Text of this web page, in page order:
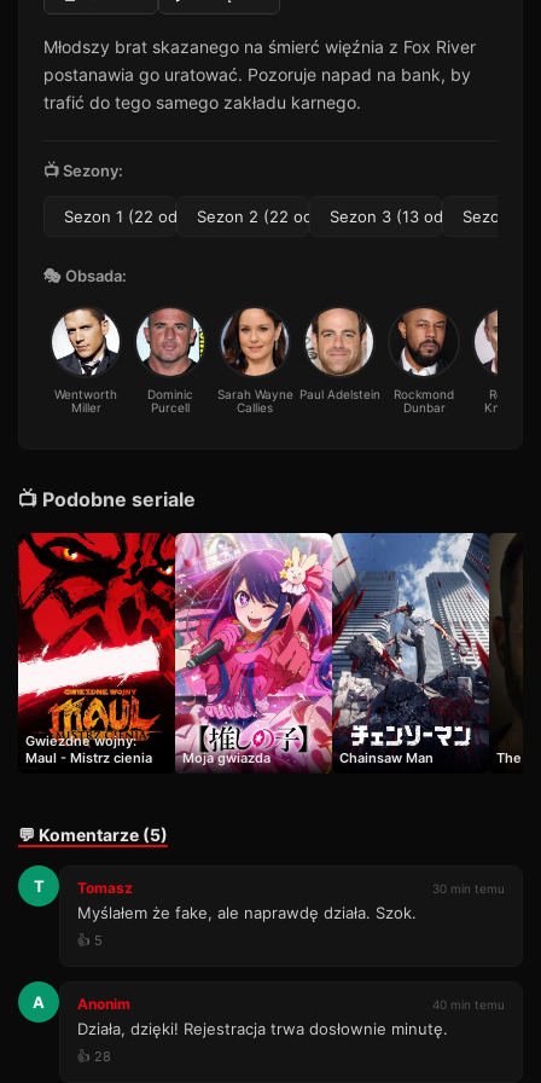
51 min · Sezon 1
12 Odcinek 12
28 min · Sezon 1
13
22 min · Sezon 1
Odcinek 14
Odcinek 15
16 Odcinek 16
41 min · Sezon 1
Odcinek 17
44 min · Sezon 1
19 Odcinek 19
28 min · Sezon 1
20 Odcinek 20
35 min · Sezon 1
Odcinek 21
22 min · Sezon 1
22 Odcinek 22
33 min · Sezon 1
Młodszy brat skazanego na śmierć więźnia z Fox River
postanawia go uratować. Pozoruje napad na bank, by
trafić do tego samego zakładu karnego.
📺 Sezony:
Sezon 1 (22 odc.) Sezon 2 (22 odc.)Sezon 3 (13 odc.) Sezon 4
🎭 Obsada:
Wentworth
Miller
Dominic
Purcell
Sarah Wayne
Callies
Paul Adelstein
Rockmond
Dunbar
Robert
Knepper
📺 Podobne seriale
Gwiezdne wojny:
Maul - Mistrz cienia
Moja gwiazda Chainsaw Man The
💬 Komentarze (5)
T Tomasz 30 min temu
Myślałem że fake, ale naprawdę działa. Szok.
👍 5
A Anonim 40 min temu
Działa, dzięki! Rejestracja trwa dosłownie minutę.
👍 28